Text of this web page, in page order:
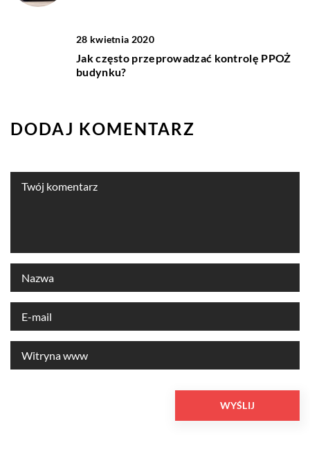
28 kwietnia 2020
Jak często przeprowadzać kontrolę PPOŻ
budynku?
DODAJ KOMENTARZ